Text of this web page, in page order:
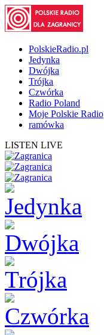
PolskieRadio.pl
Jedynka
Dwójka
Trójka
Czwórka
Radio Poland
Moje Polskie Radio
ramówka
LISTEN LIVE